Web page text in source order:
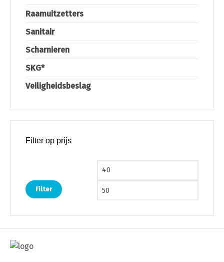
Raamuitzetters
Sanitair
Scharnieren
SKG*
Veiligheidsbeslag
Filter op prijs
Min. prijs
Filter